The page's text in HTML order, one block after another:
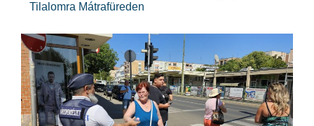
Tilalomra Mátrafüreden